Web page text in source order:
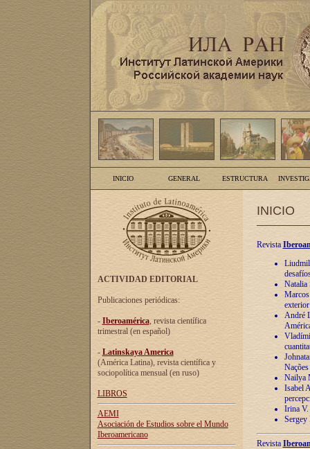
INICIO GENERAL ESTRUCTURA
ACTIVIDAD EDITORIAL
Publicaciones periódicas:
- Iberoamérica, revista científica
trimestral (en español)
- Latinskaya America
(América Latina), revista científica y
sociopolítica mensual (en ruso)
LIBROS
AEMI
Asociación de Estudios sobre el Mundo
Iberoamericano
INICIO
Revista
Natalia
André
Nailya
Isabel
Irina V.
Sergey
Revista